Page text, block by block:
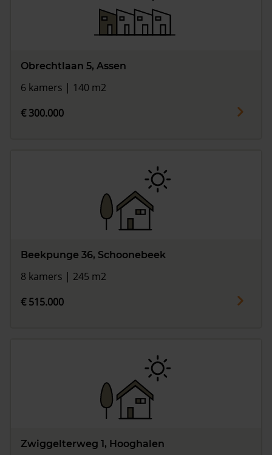
Obrechtlaan 5, Assen
6 kamers | 140 m2
€ 300.000
Beekpunge 36, Schoonebeek
8 kamers | 245 m2
€ 515.000
Zwiggelterweg 1, Hooghalen